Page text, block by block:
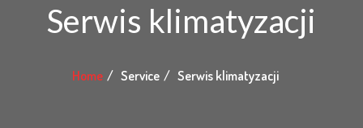
Serwis klimatyzacji
Home Service Serwis klimatyzacji